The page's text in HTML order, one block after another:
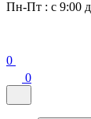
Пн-Пт : с 9:00
0
0